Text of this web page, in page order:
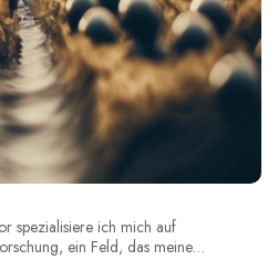
spezialisiere ich mich auf
ein Feld, das meine…